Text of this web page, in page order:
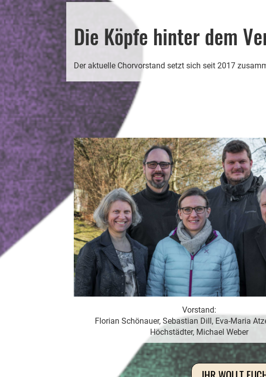
Die Köpfe hinter dem
Der aktuelle Chorvorstand setzt sich seit 2017
Vorstand:
Florian Schönauer, Sebastian Dill, Eva-Maria
Höchstädter, Michael Weber